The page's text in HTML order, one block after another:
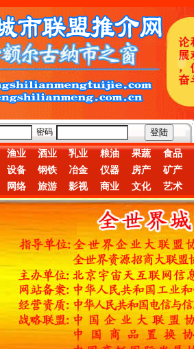
密码
渔业 酒业 乳业 粮油 果蔬 食品
设备 钢铁 冶金 仪器 房产 矿产
网络 旅游 影视 商业 文化 艺术